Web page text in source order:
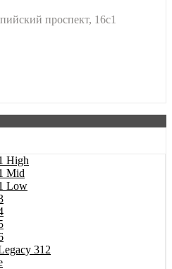
проспект, 16с1
High
Mid
Low
312